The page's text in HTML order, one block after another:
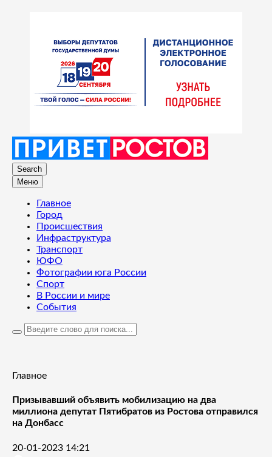
Search
Меню
Главное
Город
Происшествия
Инфраструктура
Транспорт
ЮФО
Фотографии юга России
Спорт
В России и мире
События
Главное
Призывавший объявить мобилизацию на два
миллиона депутат Пятибратов из Ростова отправился
на Донбасс
20-01-2023 14:21